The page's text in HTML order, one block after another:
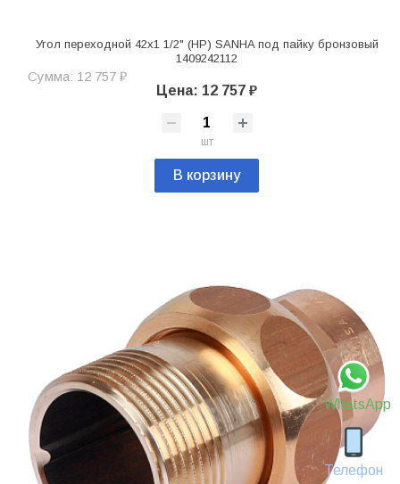
WhatsApp
Телефон
Угол переходной 42x1 1/2" (НР) SANHA под пайку бронзовый
1409242112
Сумма: 12 757 ₽
Цена: 12 757 ₽
шт
В корзину